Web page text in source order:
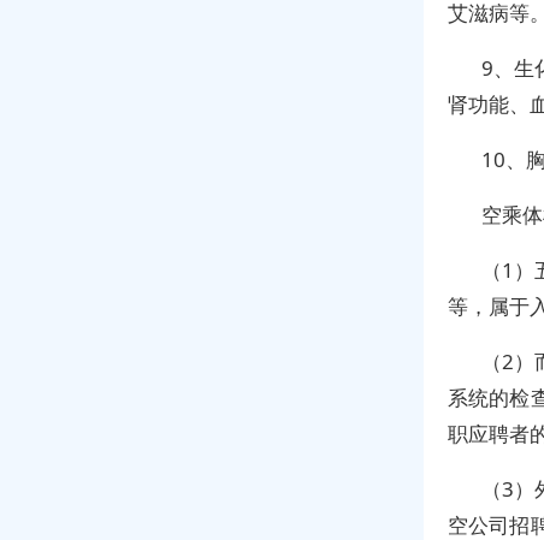
艾滋病等。
9、生
肾功能、
10、
空乘
（1
等，属于
（2
系统的检
职应聘者
（3
空公司招